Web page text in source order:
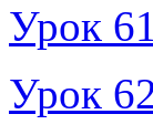
Урок
Урок